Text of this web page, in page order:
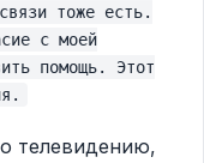
тоже есть.
с моей
помощь. Этот
телевидению,